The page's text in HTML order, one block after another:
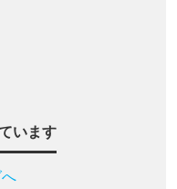
います